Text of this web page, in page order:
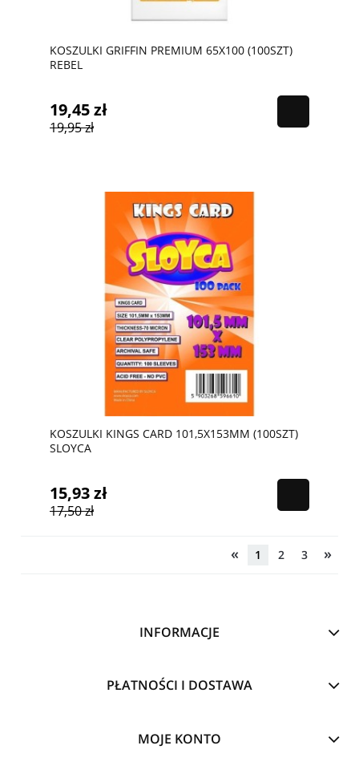
KOSZULKI GRIFFIN PREMIUM 65X100 (100SZT)
REBEL
19,45 zł
19,95 zł
KOSZULKI KINGS CARD 101,5X153MM (100SZT)
SLOYCA
15,93 zł
17,50 zł
« 1 2 3 »
INFORMACJE
PŁATNOŚCI I DOSTAWA
MOJE KONTO